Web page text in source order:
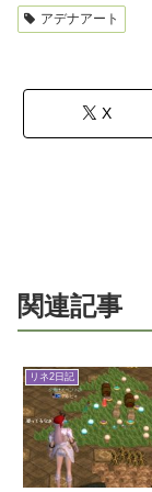
アデナアート
X
関連記事
リネ2日記